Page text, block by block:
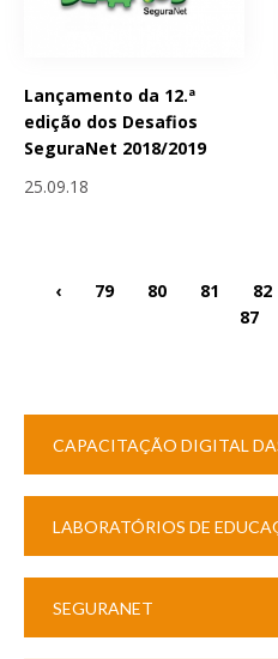
Lançamento da 12.ª
edição dos Desafios
SeguraNet 2018/2019
25.09.18
‹ 79 80 81 82
87
CAPACITAÇÃO DIGITAL
LABORATÓRIOS DE
SEGURANET